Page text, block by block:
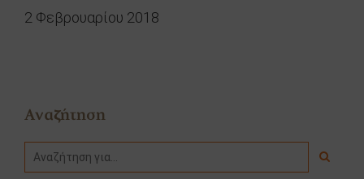
2 Φεβρουαρίου 2018
Αναζήτηση